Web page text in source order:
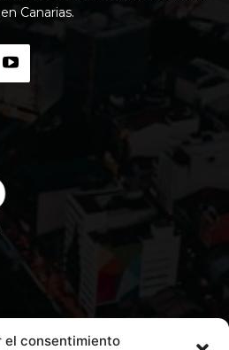
el consentimiento
Canarias.